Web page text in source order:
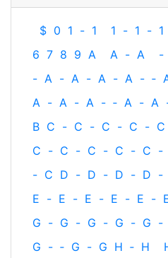
$ 0 1 - 1 1 - 1 - 1
6 7 8 9 A A - A -
- A - A - A - A - ‐
A - A - A - ‐ A - A
B C - C - C - C - C
C - C - C - C - C -
- C D - D - D - D -
E - E - E - E - E -
G - G - G - G - G -
G - ‐ G - G H ‐ H